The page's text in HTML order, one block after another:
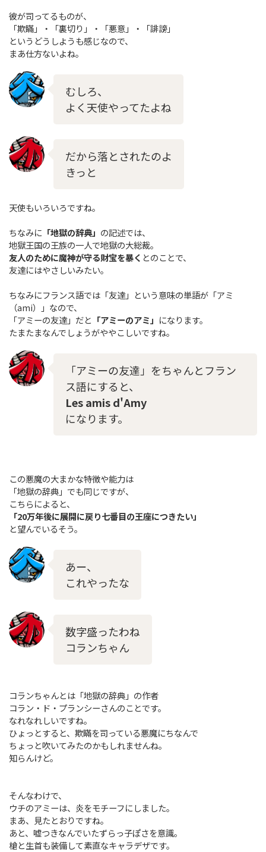
彼が司ってるものが、
「欺瞞」・「裏切り」・「悪意」・「誹謗」
というどうしようも感じなので、
まあ仕方ないよね。
むしろ、
よく天使やってたよね
だから落とされたのよ
きっと
天使もいろいろですね。
ちなみに 「地獄の辞典」 の記述では、
地獄王国の王族の一人で地獄の大総裁。
友人のために魔神が守る財宝を暴く とのことで、
友達にはやさしいみたい。
ちなみにフランス語では「友達」という意味の単語が「アミ
（ami）」なので、
「アミーの友達」だと 「アミーのアミ」 になります。
たまたまなんでしょうがややこしいですね。
「アミーの友達」をちゃんとフラン
ス語にすると、
Les amis d'Amy
になります。
この悪魔の大まかな特徴や能力は
「地獄の辞典」でも同じですが、
こちらによると、
「20万年後に展開に戻り七番目の王座につきたい」
と望んでいるそう。
あー、
これやったな
数字盛ったわね
コランちゃん
コランちゃんとは「地獄の辞典」の作者
コラン・ド・プランシーさんのことです。
なれなれしいですね。
ひょっとすると、欺瞞を司っている悪魔にちなんで
ちょっと吹いてみたのかもしれませんね。
知らんけど。
そんなわけで、
ウチのアミーは、炎をモチーフにしました。
まあ、見たとおりですね。
あと、嘘つきなんでいたずらっ子ぽさを意識。
槍と生首も装備して素直なキャラデザです。